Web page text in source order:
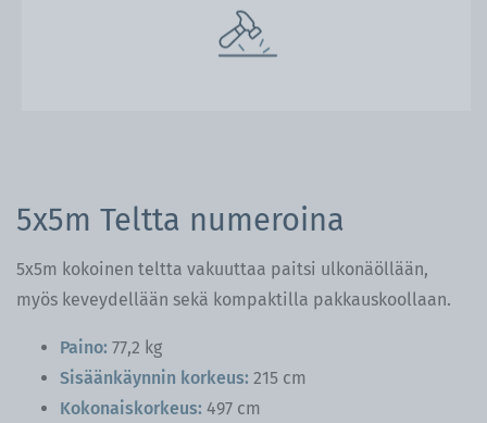
5x5m Teltta numeroina
5x5m kokoinen teltta vakuuttaa paitsi ulkonäöllään,
myös keveydellään sekä kompaktilla pakkauskoollaan.
Paino: 77,2 kg
Sisäänkäynnin korkeus: 215 cm
Kokonaiskorkeus: 497 cm